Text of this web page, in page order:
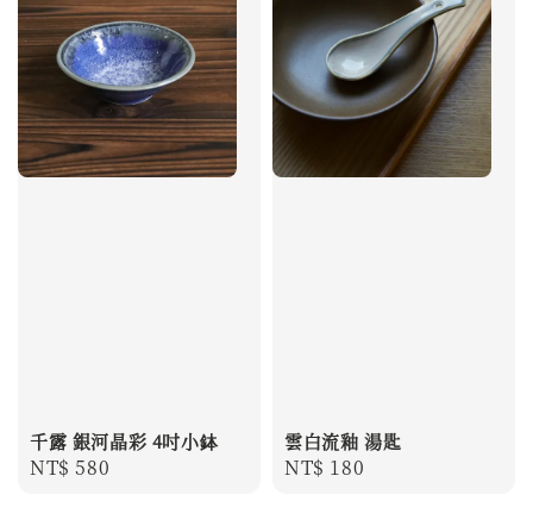
千露 銀河晶彩 4吋小鉢
Regular
NT$ 580
雲白流釉 湯匙
Regular
NT$ 180